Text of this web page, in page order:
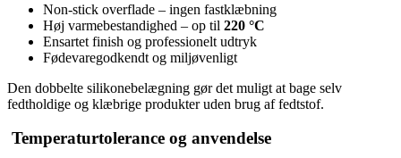
Non-stick overflade – ingen fastklæbning
Høj varmebestandighed – op til 220 °C
Ensartet finish og professionelt udtryk
Fødevaregodkendt og miljøvenligt
Den dobbelte silikonebelægning gør det muligt at bage selv
fedtholdige og klæbrige produkter uden brug af fedtstof.
️ Temperaturtolerance og anvendelse